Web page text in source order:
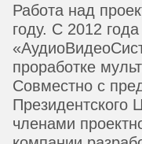
Работа над
году. С 2012
проработке
Совместно с
Президентского
членами